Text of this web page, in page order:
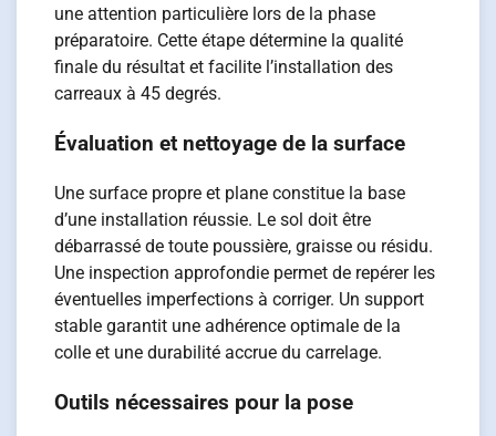
une attention particulière lors de la phase
préparatoire. Cette étape détermine la qualité
finale du résultat et facilite l’installation des
carreaux à 45 degrés.
Évaluation et nettoyage de la surface
Une surface propre et plane constitue la base
d’une installation réussie. Le sol doit être
débarrassé de toute poussière, graisse ou résidu.
Une inspection approfondie permet de repérer les
éventuelles imperfections à corriger. Un support
stable garantit une adhérence optimale de la
colle et une durabilité accrue du carrelage.
Outils nécessaires pour la pose